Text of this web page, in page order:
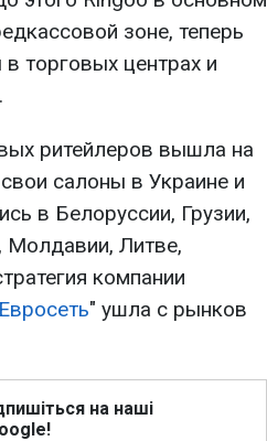
зоне, теперь
торговых центрах и
ритейлеров вышла на
салоны в Украине и
в Белоруссии, Грузии,
Молдавии, Литве,
компании
Евросеть" ушла с рынков
на наші